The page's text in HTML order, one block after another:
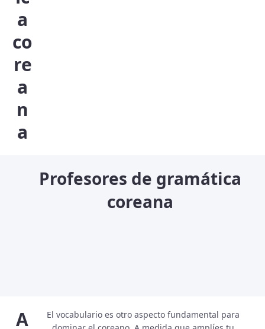
a
co
re
a
n
a
Profesores de gramática
coreana
A
El vocabulario es otro aspecto fundamental para